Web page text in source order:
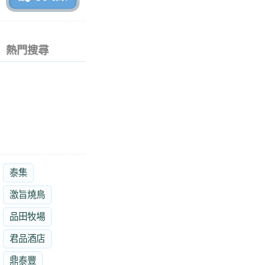
熱門搜尋
泰集
激旨燒鳥
品田牧場
君品酒店
鼎泰豐